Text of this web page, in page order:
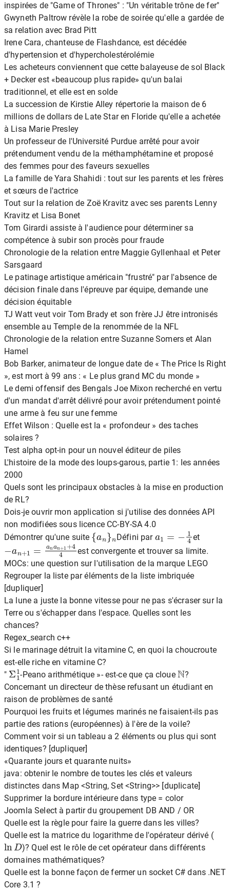
inspirées de "Game of Thrones" : "Un véritable trône de fer"
Gwyneth Paltrow révèle la robe de soirée qu'elle a gardée de
sa relation avec Brad Pitt
Irene Cara, chanteuse de Flashdance, est décédée
d'hypertension et d'hypercholestérolémie
Les acheteurs conviennent que cette balayeuse de sol Black
+ Decker est «beaucoup plus rapide» qu'un balai
traditionnel, et elle est en solde
La succession de Kirstie Alley répertorie la maison de 6
millions de dollars de Late Star en Floride qu'elle a achetée
à Lisa Marie Presley
Un professeur de l'Université Purdue arrêté pour avoir
prétendument vendu de la méthamphétamine et proposé
des femmes pour des faveurs sexuelles
La famille de Yara Shahidi : tout sur les parents et les frères
et sœurs de l'actrice
Tout sur la relation de Zoë Kravitz avec ses parents Lenny
Kravitz et Lisa Bonet
Tom Girardi assiste à l'audience pour déterminer sa
compétence à subir son procès pour fraude
Chronologie de la relation entre Maggie Gyllenhaal et Peter
Sarsgaard
Le patinage artistique américain "frustré" par l'absence de
décision finale dans l'épreuve par équipe, demande une
décision équitable
TJ Watt veut voir Tom Brady et son frère JJ être intronisés
ensemble au Temple de la renommée de la NFL
Chronologie de la relation entre Suzanne Somers et Alan
Hamel
Bob Barker, animateur de longue date de « The Price Is Right
», est mort à 99 ans : « Le plus grand MC du monde »
Le demi offensif des Bengals Joe Mixon recherché en vertu
d'un mandat d'arrêt délivré pour avoir prétendument pointé
une arme à feu sur une femme
Effet Wilson : Quelle est la « profondeur » des taches
solaires ?
Test alpha opt-in pour un nouvel éditeur de piles
L'histoire de la mode des loups-garous, partie 1: les années
2000
Quels sont les principaux obstacles à la mise en production
de RL?
Dois-je ouvrir mon application si j'utilise des données API
non modifiées sous licence CC-BY-SA 4.0
Démontrer qu'une suite
{an }n
Défini par
a 4
et
nan+1+4
est convergente et trouver sa limite.
MOCs: une question sur l'utilisation de la marque LEGO
Regrouper la liste par éléments de la liste imbriquée
[dupliquer]
La lune a juste la bonne vitesse pour ne pas s'écraser sur la
Terre ou s'échapper dans l'espace. Quelles sont les
chances?
Regex_search c++
Si le marinage détruit la vitamine C, en quoi la choucroute
est-elle riche en vitamine C?
"
Σ11
-Peano arithmétique »- est-ce que ça cloue
N
?
Concernant un directeur de thèse refusant un étudiant en
raison de problèmes de santé
Pourquoi les fruits et légumes marinés ne faisaient-ils pas
partie des rations (européennes) à l'ère de la voile?
Comment voir si un tableau a 2 éléments ou plus qui sont
identiques? [dupliquer]
«Quarante jours et quarante nuits»
java: obtenir le nombre de toutes les clés et valeurs
distinctes dans Map <String, Set <String>> [duplicate]
Supprimer la bordure intérieure dans type = color
Joomla Select à partir du groupement DB AND / OR
Quelle est la règle pour faire la guerre dans les villes?
Quelle est la matrice du logarithme de l'opérateur dérivé (
lnD
)? Quel est le rôle de cet opérateur dans différents
domaines mathématiques?
Quelle est la bonne façon de fermer un socket C# dans .NET
Core 3.1 ?